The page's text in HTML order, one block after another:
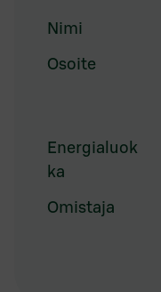
Nimi
Osoite
Energialuok
ka
Omistaja